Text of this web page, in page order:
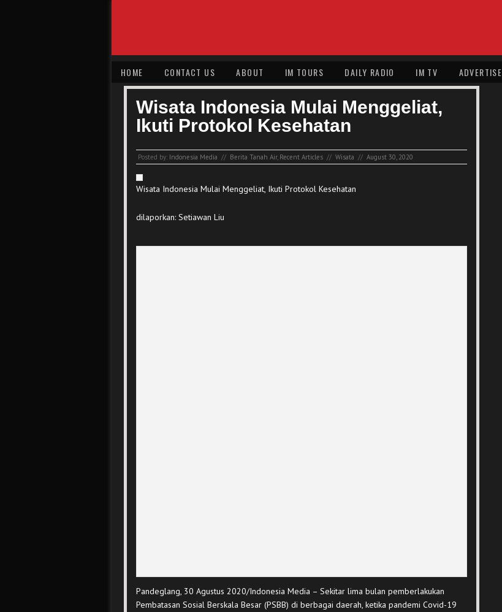
HOME CONTACT US ABOUT IM TOURS DAILY RADIO IM TV ADVERTISE
Wisata Indonesia Mulai Menggeliat,
Ikuti Protokol Kesehatan
Posted by: Indonesia Media // Berita Tanah Air, Recent Articles // Wisata // August 30, 2020
Wisata Indonesia Mulai Menggeliat, Ikuti Protokol Kesehatan
dilaporkan: Setiawan Liu
Pandeglang, 30 Agustus 2020/Indonesia Media – Sekitar lima bulan pemberlakukan
Pembatasan Sosial Berskala Besar (PSBB) di berbagai daerah, ketika pandemi Covid-19